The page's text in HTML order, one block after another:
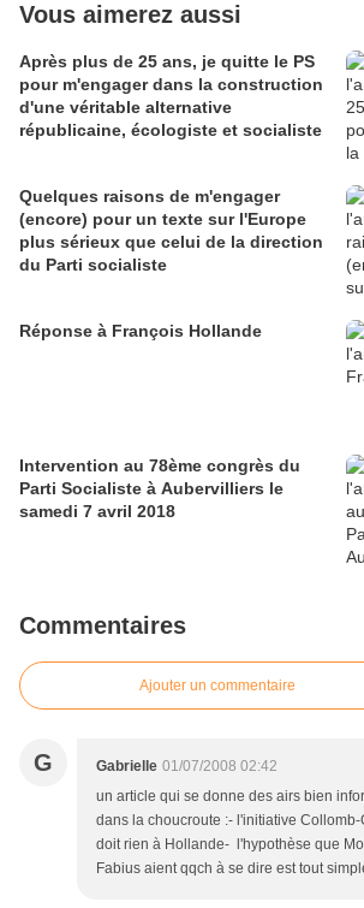
Vous aimerez aussi
Après plus de 25 ans, je quitte le PS
pour m'engager dans la construction
d'une véritable alternative
républicaine, écologiste et socialiste
Quelques raisons de m'engager
(encore) pour un texte sur l'Europe
plus sérieux que celui de la direction
du Parti socialiste
Réponse à François Hollande
Intervention au 78ème congrès du
Parti Socialiste à Aubervilliers le
samedi 7 avril 2018
Commentaires
Ajouter un commentaire
G Gabrielle 01/07/2008 02:42
un article qui se donne des airs bien
dans la choucroute :- l'initiative
doit rien à Hollande- l'hypothèse que
Fabius aient qqch à se dire est tout